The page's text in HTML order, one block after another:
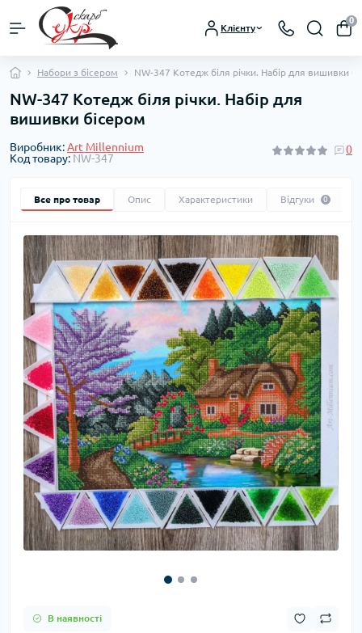
Клієнту
0
Набори з бісером NW-347 Котедж біля річки. Набір для вишивки
NW-347 Котедж біля річки. Набір для
вишивки бісером
Виробник:Art Millennium
Код товару: NW-347
0
Все про товар Опис Характеристики Відгуки 0
В наявності